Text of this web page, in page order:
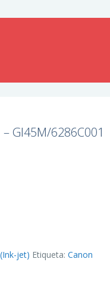
GI45M/6286C001
jet) Etiqueta:Canon